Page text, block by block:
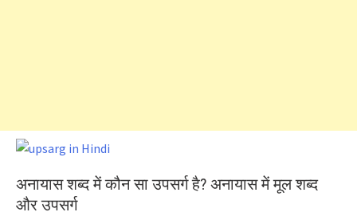
अनायास शब्द में कौन सा उपसर्ग है? अनायास में मूल शब्द
और उपसर्ग